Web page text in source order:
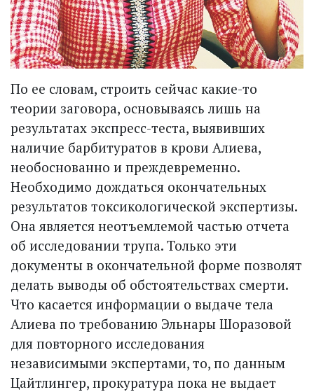
По ее словам, строить сейчас какие-то
теории заговора, основываясь лишь на
результатах экспресс-теста, выявивших
наличие барбитуратов в крови Алиева,
необоснованно и преждевременно.
Необходимо дождаться окончательных
результатов токсикологической экспертизы.
Она является неотъемлемой частью отчета
об исследовании трупа. Только эти
документы в окончательной форме позволят
делать выводы об обстоятельствах смерти.
Что касается информации о выдаче тела
Алиева по требованию Эльнары Шоразовой
для повторного исследования
независимыми экспертами, то, по данным
Цайтлингер, прокуратура пока не выдает